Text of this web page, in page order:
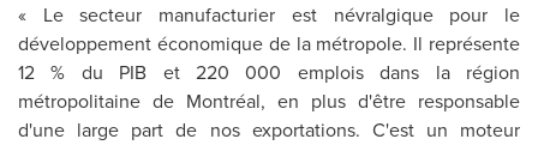
« Le secteur manufacturier est névralgique pour le
développement économique de la métropole. Il représente
12 % du PIB et 220 000 emplois dans la région
métropolitaine de Montréal, en plus d'être responsable
d'une large part de nos exportations. C'est un moteur